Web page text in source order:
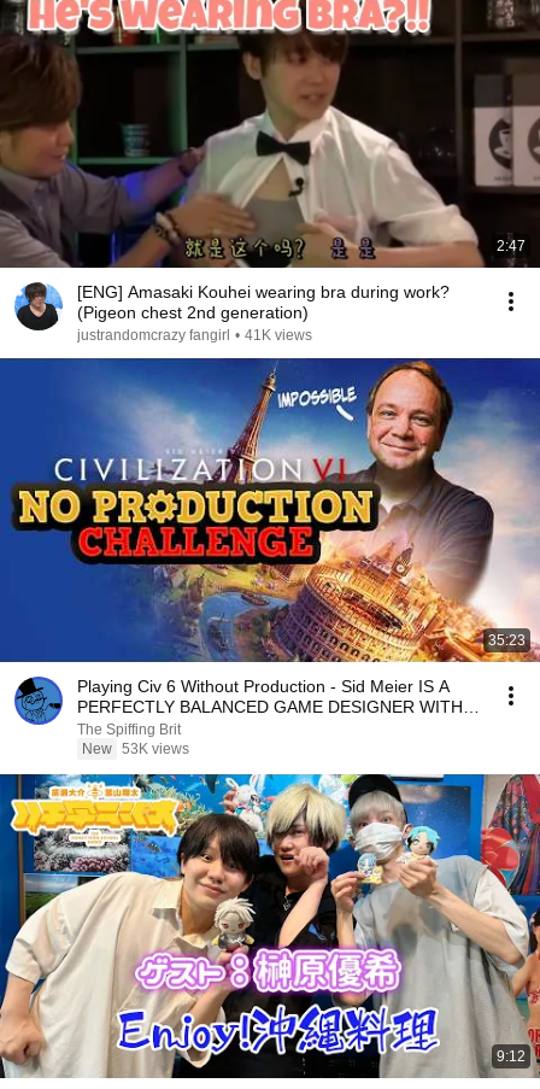
2:47
[ENG] Amasaki Kouhei wearing bra during work?
(Pigeon chest 2nd generation)
justrandomcrazy fangirl • 41K views
35:23
Playing Civ 6 Without Production - Sid Meier IS A
PERFECTLY BALANCED GAME DESIGNER WITH
NO EXPLOITS
The Spiffing Brit
New 53K views
9:12